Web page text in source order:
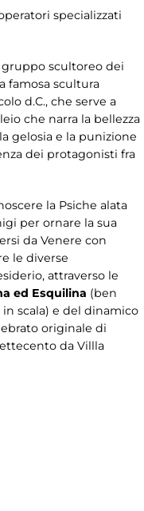
specializzati
gruppo scultoreo dei
famosa scultura
d.C., che serve a
che narra la bellezza
gelosia e la punizione
dei protagonisti fra
la Psiche alata
per ornare la sua
da Venere con
le diverse
attraverso le
ed Esquilina (ben
scala) e del dinamico
originale di
da Villla